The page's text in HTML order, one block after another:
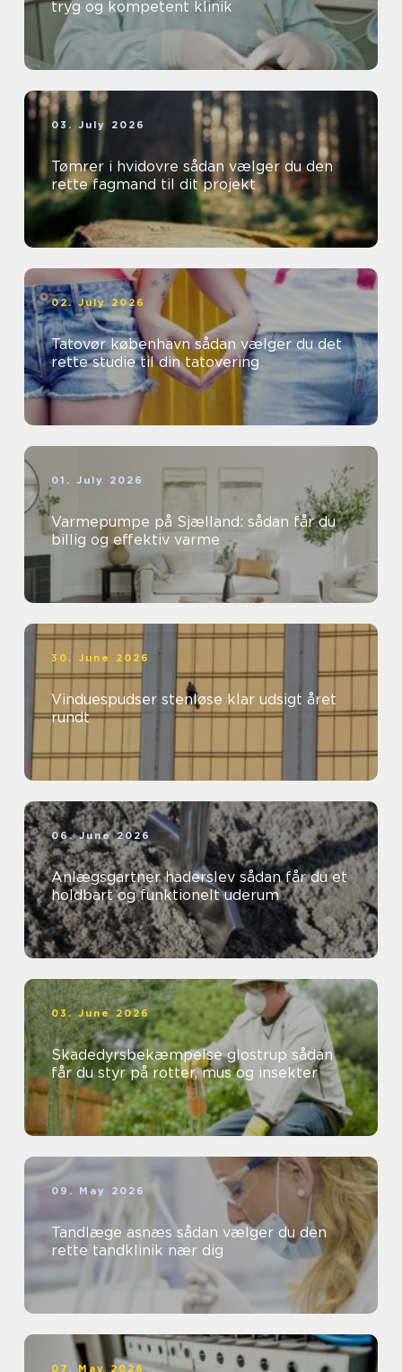
tryg og kompetent klinik
03. July 2026
Tømrer i hvidovre sådan vælger du den
rette fagmand til dit projekt
02. July 2026
Tatovør københavn sådan vælger du det
rette studie til din tatovering
01. July 2026
Varmepumpe på Sjælland: sådan får du
billig og effektiv varme
30. June 2026
Vinduespudser stenløse klar udsigt året
rundt
06. June 2026
Anlægsgartner haderslev sådan får du et
holdbart og funktionelt uderum
03. June 2026
Skadedyrsbekæmpelse glostrup sådan
får du styr på rotter, mus og insekter
09. May 2026
Tandlæge asnæs sådan vælger du den
rette tandklinik nær dig
07. May 2026